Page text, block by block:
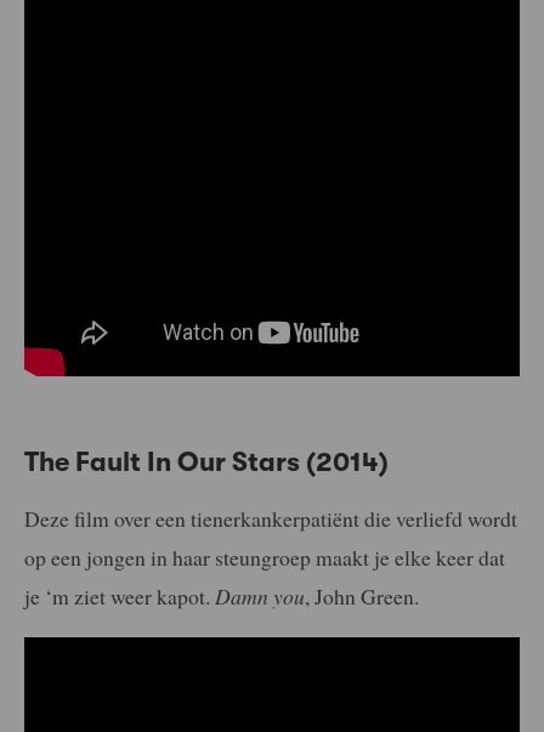
The Fault In Our Stars (2014)
Deze film over een tienerkankerpatiënt die verliefd wordt
op een jongen in haar steungroep maakt je elke keer dat
je ‘m ziet weer kapot. Damn you, John Green.